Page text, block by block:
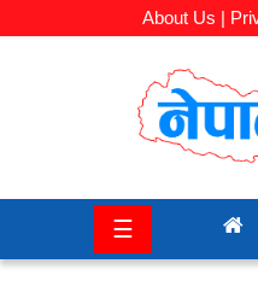
About Us |
राजनीति
☰